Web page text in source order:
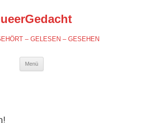
– GELESEN – GESEHEN
Menü